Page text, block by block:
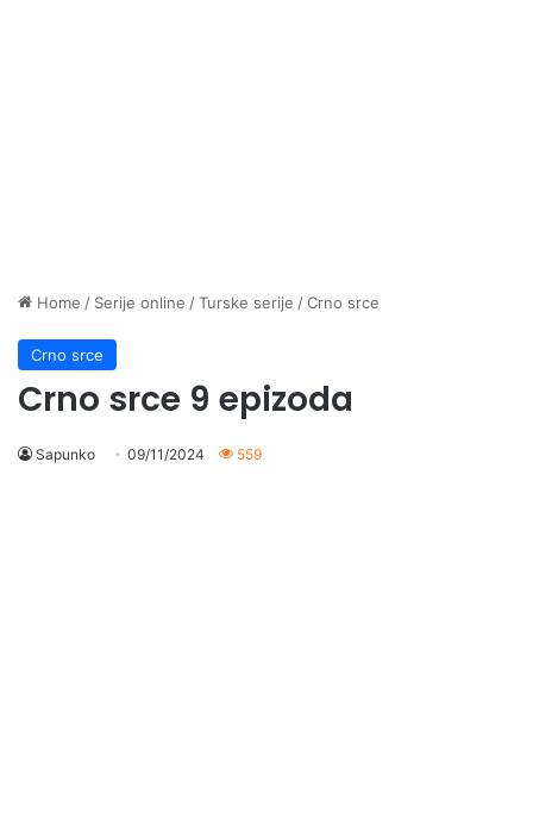
Home / Serije online /Turske serije /Crno srce
Crno srce
Crno srce 9 epizoda
Sapunko 09/11/2024 559